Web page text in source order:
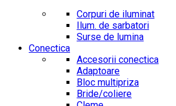
Corpuri de iluminat
Ilum. de sarbatori
Surse de lumina
Conectica
Accesorii conectica
Adaptoare
Bloc multipriza
Bride/coliere